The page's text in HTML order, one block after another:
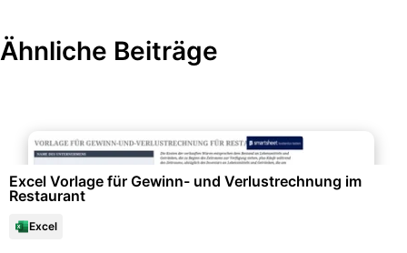
Ähnliche Beiträge
Excel Vorlage für Gewinn- und Verlustrechnung im
Restaurant
Excel